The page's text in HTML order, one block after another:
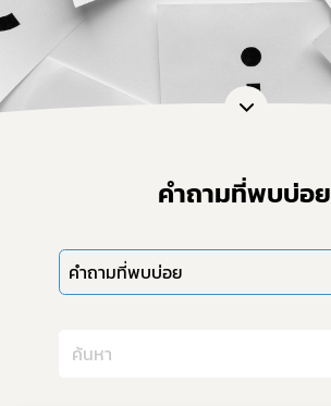
คำถามที่พบบ่อย
คำถามที่พบบ่อย